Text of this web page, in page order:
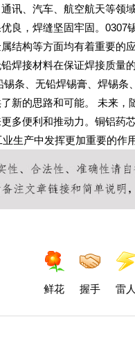
讯、汽车、航空航天等
良，焊缝坚固牢固。0307
结构等方面均有着重要的
焊接材料在保证焊接质量
条、无铅焊锡膏、焊锡
新的思路和可能。 未来
多便利和推动力。铜铝药
生产中发挥更加重要的作
鲜花 握手 雷